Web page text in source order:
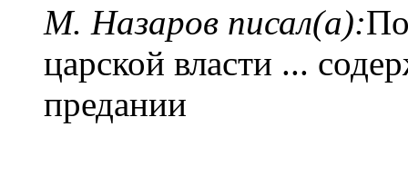
М. Назаров писал(а):
царской власти ...
предании